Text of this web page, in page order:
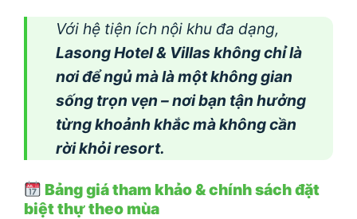
Với hệ tiện ích nội khu đa dạng,
Lasong Hotel & Villas không chỉ là
nơi để ngủ mà là một không gian
sống trọn vẹn – nơi bạn tận hưởng
từng khoảnh khắc mà không cần
rời khỏi resort.
Bảng giá tham khảo & chính sách đặt
biệt thự theo mùa